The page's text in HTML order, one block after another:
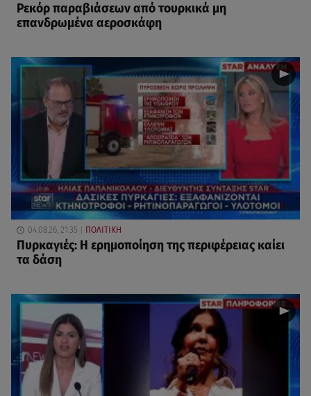
Ρεκόρ παραβιάσεων από τουρκικά μη
επανδρωμένα αεροσκάφη
04.08.26, 21:35 ΠΟΛΙΤΙΚΗ
Πυρκαγιές: Η ερημοποίηση της περιφέρειας καίει
τα δάση